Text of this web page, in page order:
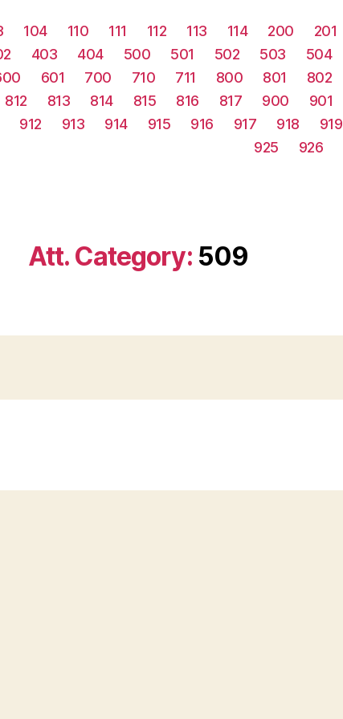
104 110 111 112 113 114 200 201
403 404 500 501 502 503 504
601 700 710 711 800 801 802
812 813 814 815 816 817 900 901
912 913 914 915 916 917 918 919
925
926
Att. Category: 509